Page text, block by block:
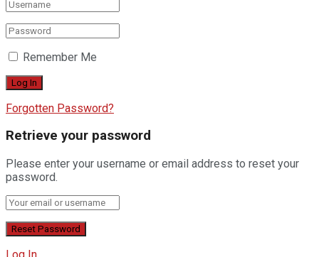
Remember Me
Forgotten Password?
Retrieve your password
Please enter your username or email address to reset your
password.